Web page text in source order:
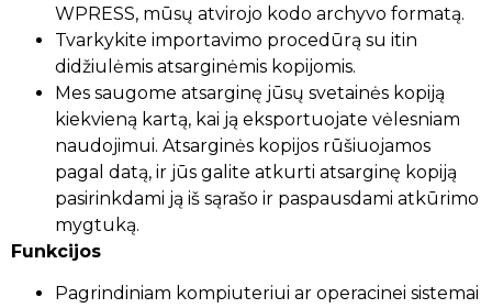
WPRESS, mūsų atvirojo kodo archyvo formatą.
Tvarkykite importavimo procedūrą su itin
didžiulėmis atsarginėmis kopijomis.
Mes saugome atsarginę jūsų svetainės kopiją
kiekvieną kartą, kai ją eksportuojate vėlesniam
naudojimui. Atsarginės kopijos rūšiuojamos
pagal datą, ir jūs galite atkurti atsarginę kopiją
pasirinkdami ją iš sąrašo ir paspausdami atkūrimo
mygtuką.
Funkcijos
Pagrindiniam kompiuteriui ar operacinei sistemai